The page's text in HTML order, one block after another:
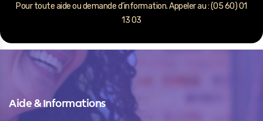
Pour toute aide ou demande d’information. Appeler au : (05 60) 01
13 03
Aide & Informations